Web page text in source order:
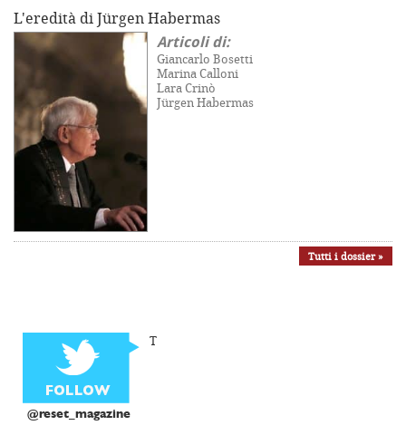
L'eredità di Jürgen Habermas
Articoli di:
Giancarlo Bosetti
Marina Calloni
Lara Crinò
Jürgen Habermas
Tutti i dossier »
@reset_magazine
T